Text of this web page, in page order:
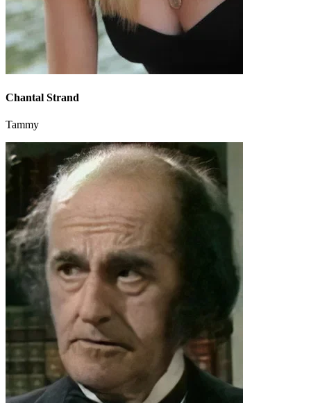
Chantal Strand
Tammy